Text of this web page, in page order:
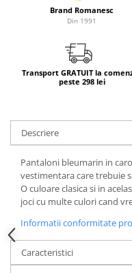
Brand Romanesc
Din 1991
Transport GRATUIT la
peste 298 lei
Descriere
Pantaloni bleumarin in
vestimentara care trebuie
O culoare clasica si in
joci cu multe culori cand
Informatii conformitate
Caracteristici